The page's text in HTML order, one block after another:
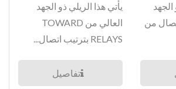
من
يأتي هذا الريلي ذو الجهد
العالي من TOWARD
RELAYS بترتيب اتصال...
تفاصيل